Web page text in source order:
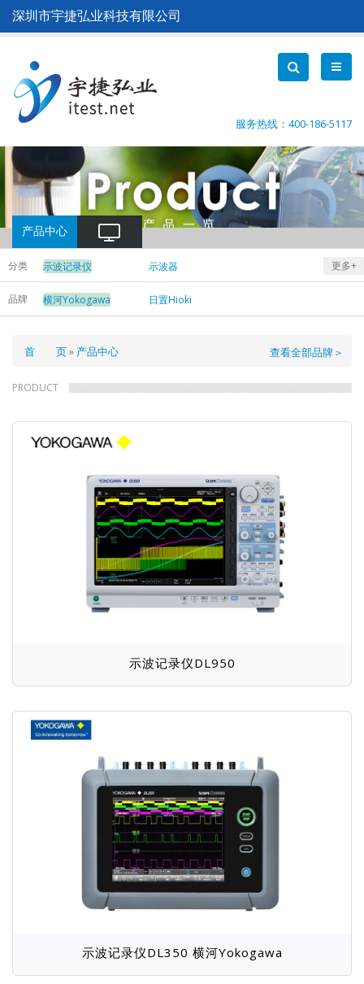
深圳市宇捷弘业科技有限公司
服务热线：400-186-5117
产品中心
分类 示波记录仪
示波器
互感器
功率分析仪
数据采集仪
功率计
更多+
品牌 横河Yokogawa 日置Hioki
查看全部品牌＞
面
包
屑
首 页 产品中心
PRODUCT
示波记录仪DL950
示波记录仪DL350 横河Yokogawa